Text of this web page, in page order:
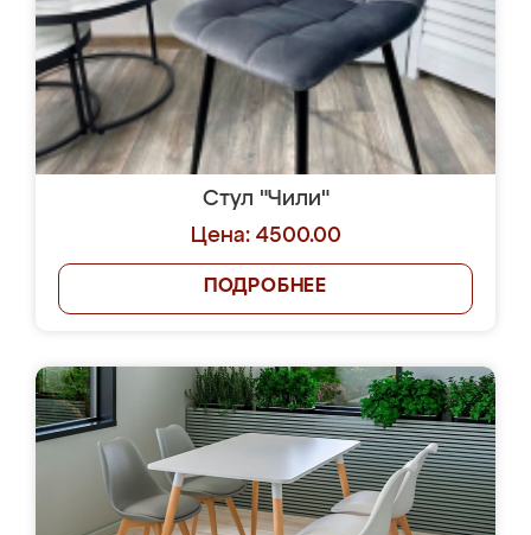
Стул "Чили"
Цена: 4500.00
ПОДРОБНЕЕ